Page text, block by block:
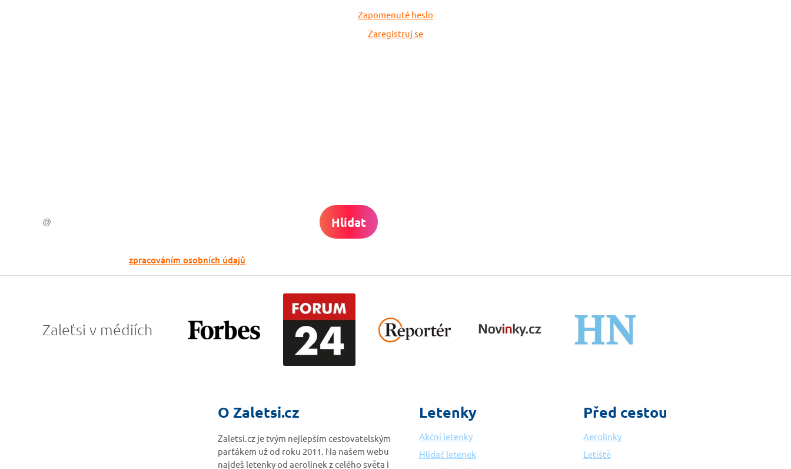
Zapomenuté heslo
Zaregistruj se
Hlídat
zpracováním osobních údajů
Zaleťsi v médiích
O Zaletsi.cz
Zaletsi.cz je tvým nejlepším cestovatelským
parťákem už od roku 2011. Na našem webu
najdeš letenky od aerolinek z celého světa i
Letenky
Akční letenky
Hlídač letenek
Před cestou
Aerolinky
Letiště